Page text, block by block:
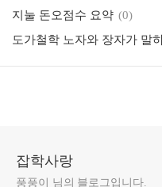
지눌 돈오점수 요약 (0)
잡학사랑
풍풍이 님의 블로그입니다.